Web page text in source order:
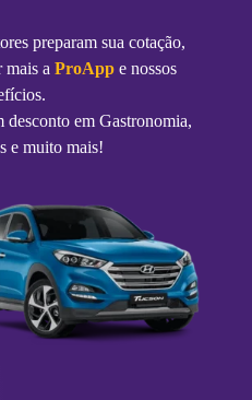
preparam sua cotação,
mais a ProApp e nossos
em Gastronomia,
e muito mais!